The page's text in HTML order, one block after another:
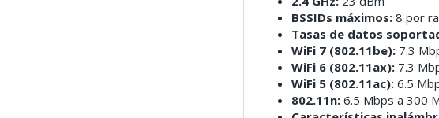
BSSIDs máximos: 8 por
Tasas de datos
WiFi 7 (802.11be): 7.3
WiFi 6 (802.11ax): 7.3
WiFi 5 (802.11ac): 6.5
802.11n: 6.5 Mbps a 300